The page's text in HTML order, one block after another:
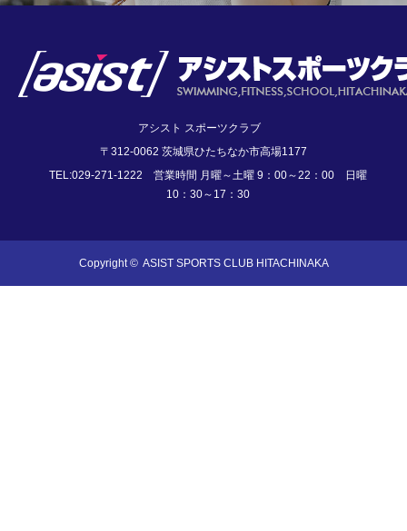
アシスト スポーツクラブ
〒312-0062 茨城県ひたちなか市高場1177
TEL:029-271-1222 営業時間 月曜～土曜 9：00～22：00 日曜
10：30～17：30
Copyright © ASIST SPORTS CLUB HITACHINAKA